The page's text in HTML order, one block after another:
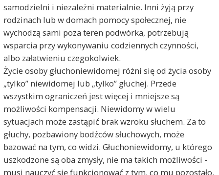
samodzielni i niezależni materialnie. Inni żyją przy
rodzinach lub w domach pomocy społecznej, nie
wychodzą sami poza teren podwórka, potrzebują
wsparcia przy wykonywaniu codziennych czynności,
albo załatwieniu czegokolwiek.
Życie osoby głuchoniewidomej różni się od życia osoby
„tylko” niewidomej lub „tylko” głuchej. Przede
wszystkim ograniczeń jest więcej i mniejsze są
możliwości kompensacji. Niewidomy w wielu
sytuacjach może zastąpić brak wzroku słuchem. Za to
głuchy, pozbawiony bodźców słuchowych, może
bazować na tym, co widzi. Głuchoniewidomy, u którego
uszkodzone są oba zmysły, nie ma takich możliwości -
musi nauczyć się funkcjonować z tym, co mu pozostało.